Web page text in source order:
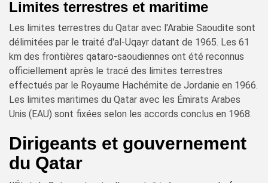
Limites terrestres et maritime
Les limites terrestres du Qatar avec l'Arabie Saoudite sont
délimitées par le traité d'al-Uqayr datant de 1965. Les 61
km des frontières qataro-saoudiennes ont été reconnus
officiellement après le tracé des limites terrestres
effectués par le Royaume Hachémite de Jordanie en 1966.
Les limites maritimes du Qatar avec les Émirats Arabes
Unis (EAU) sont fixées selon les accords conclus en 1968.
Dirigeants et gouvernement
du Qatar